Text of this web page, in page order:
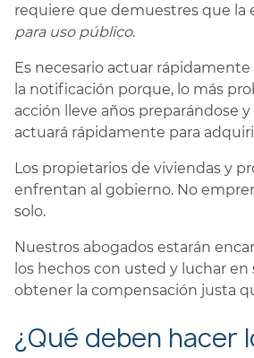
requiere que demuestres que la
para uso público.
Es necesario actuar
la notificación porque, lo más
acción lleve años preparándose
actuará rápidamente para
Los propietarios de viviendas y
enfrentan al gobierno. No
solo.
Nuestros abogados estarán
los hechos con usted y luchar
obtener la compensación justa
¿Qué deben hacer